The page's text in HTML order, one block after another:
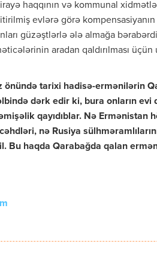
haqqının və kommunal
itirilmiş evlərə görə
güzəştlərlə ələ almağa
aradan qaldırılması
önündə tarixi hadisə-ermənilərin
dərk edir ki, bura onların evi
qayıdıblar. Nə Ermənistan
nə Rusiya
Bu haqda Qarabağda qalan